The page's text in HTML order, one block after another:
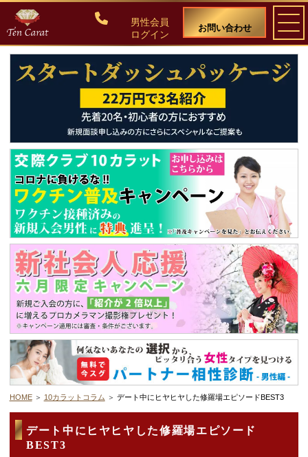
男性会員
ログイン
お問い合わせ
ご入会について
料金・入会案内
会員比率『１：１０』にこだわる理由
教養ある女性の募集に注力しています
50代・60代のための後悔しない選び方
女性会員の紹介
男性会員様の声
デートまでの流れ
アフィリエイトをご検討の皆様へ。
HOME 10カラットコラム デート中にヒヤヒヤした修羅場エピソードBEST3
デート中にヒヤヒヤした修羅場エピソード
BEST3